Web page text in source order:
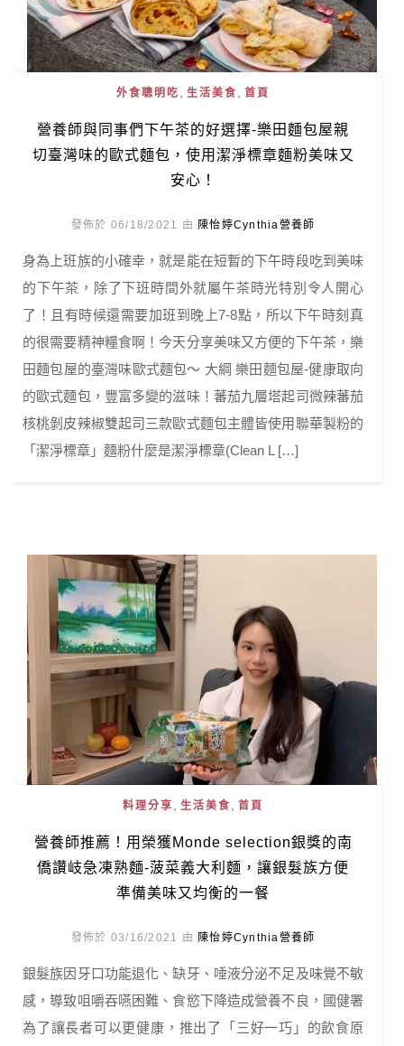
外食聰明吃 生活美食 首頁
營養師與同事們下午茶的好選擇-樂田麵包屋親
切臺灣味的歐式麵包，使用潔淨標章麵粉美味又
安心！
發佈於 06/18/2021 由 陳怡婷Cynthia營養師
身為上班族的小確幸，就是能在短暫的下午時段吃到美味
的下午茶，除了下班時間外就屬午茶時光特別令人開心
了！且有時候還需要加班到晚上7-8點，所以下午時刻真
的很需要精神糧食啊！今天分享美味又方便的下午茶，樂
田麵包屋的臺灣味歐式麵包～ 大綱 樂田麵包屋-健康取向
的歐式麵包，豐富多變的滋味！蕃茄九層塔起司微辣蕃茄
核桃剝皮辣椒雙起司三款歐式麵包主體皆使用聯華製粉的
「潔淨標章」麵粉什麼是潔淨標章(Clean L […]
料理分享 生活美食 首頁
營養師推薦！用榮獲Monde selection銀獎的南
僑讚岐急凍熟麵-菠菜義大利麵，讓銀髮族方便
準備美味又均衡的一餐
發佈於 03/16/2021 由 陳怡婷Cynthia營養師
銀髮族因牙口功能退化、缺牙、唾液分泌不足及味覺不敏
感，導致咀嚼吞嚥困難、食慾下降造成營養不良，國健署
為了讓長者可以更健康，推出了「三好一巧」的飲食原